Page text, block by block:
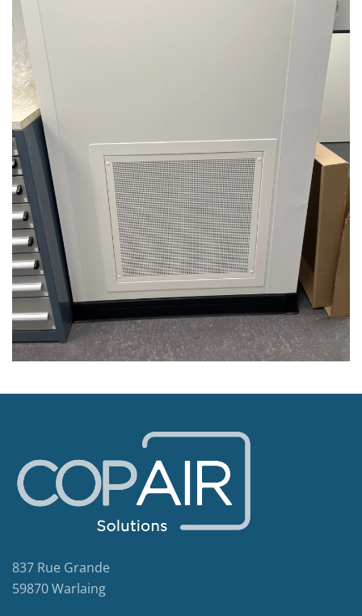
837 Rue Grande
59870 Warlaing